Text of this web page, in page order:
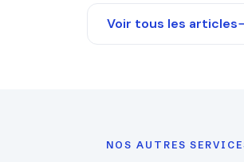
Voir tous les articles
NOS AUTRES